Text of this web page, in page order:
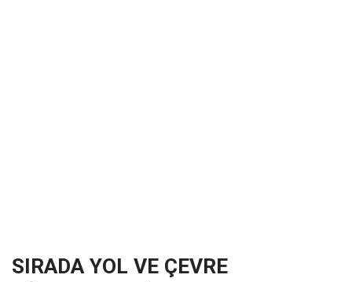
SIRADA YOL VE ÇEVRE